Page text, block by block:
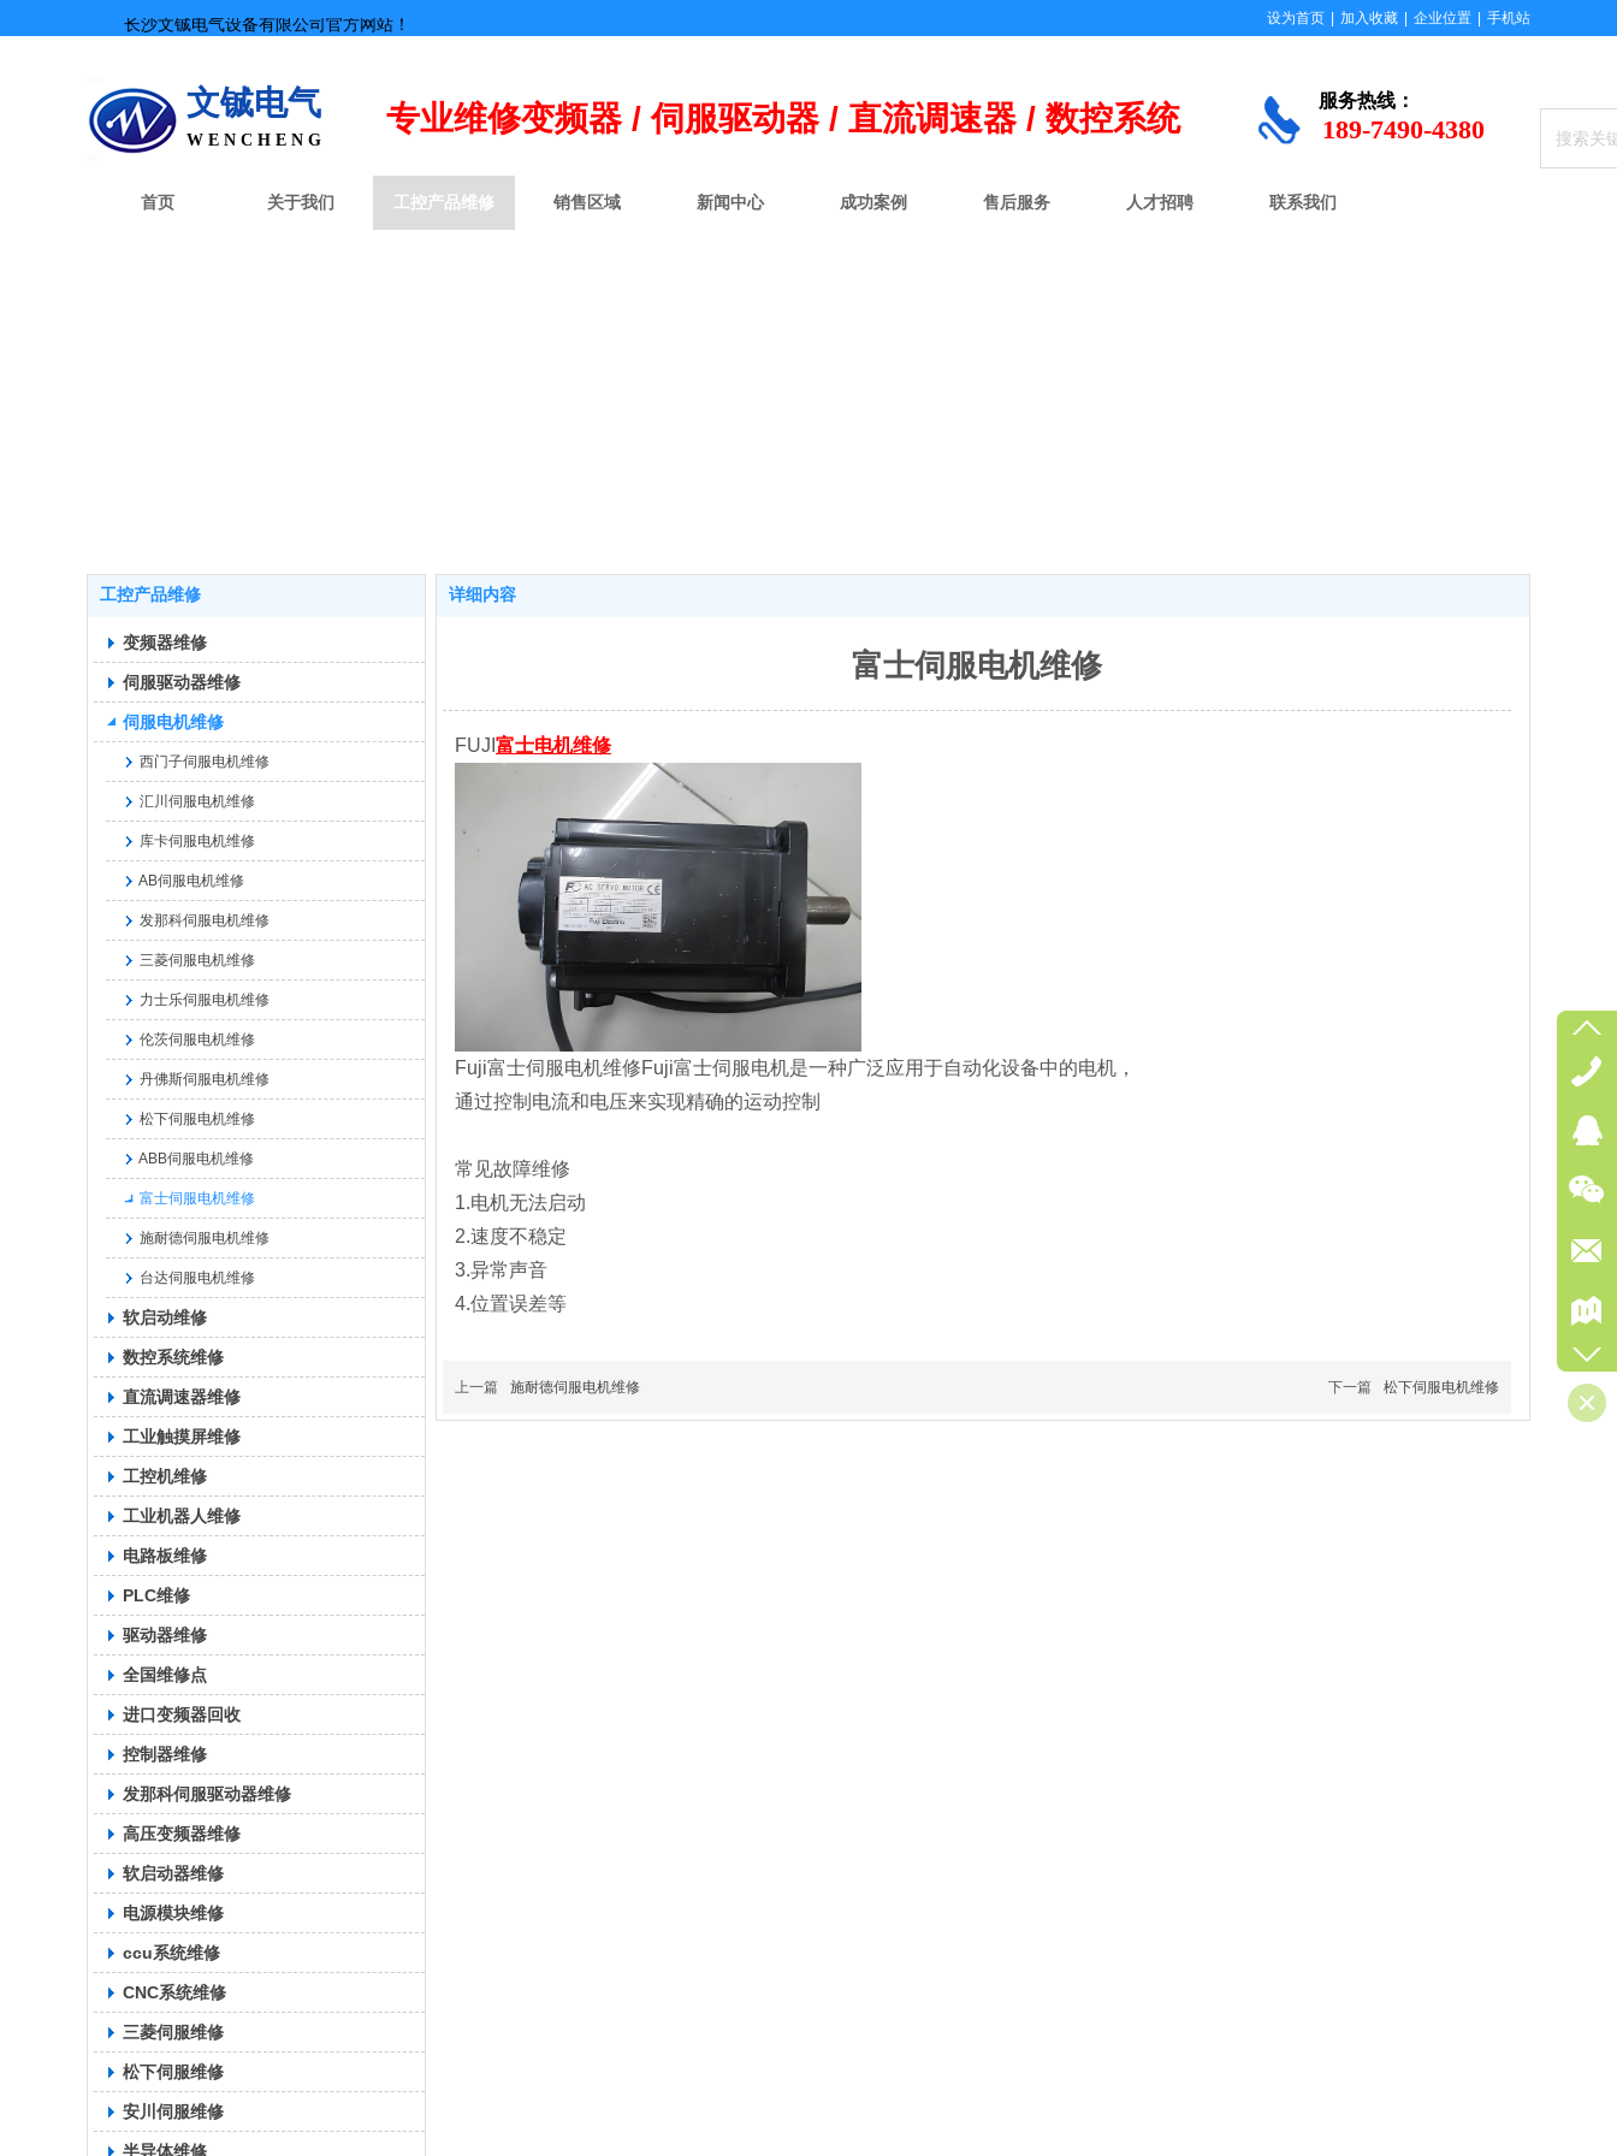
服务热线：
189-7490-4380
专业维修变频器 / 伺服驱动器 / 直流调速器 / 数控系统
长沙文铖电气设备有限公司官方网站！
文铖电气
W E N C H E N G
首页 关于我们 工控产品维修 销售区域 新闻中心 成功案例 售后服务 人才招聘 联系我们
设为首页 加入收藏 企业位置 手机站
工控产品维修
变频器维修
伺服驱动器维修
伺服电机维修
西门子伺服电机维修
汇川伺服电机维修
库卡伺服电机维修
AB伺服电机维修
发那科伺服电机维修
三菱伺服电机维修
力士乐伺服电机维修
伦茨伺服电机维修
丹佛斯伺服电机维修
松下伺服电机维修
ABB伺服电机维修
富士伺服电机维修
施耐德伺服电机维修
台达伺服电机维修
软启动维修
数控系统维修
直流调速器维修
工业触摸屏维修
工控机维修
工业机器人维修
电路板维修
PLC维修
驱动器维修
全国维修点
进口变频器回收
控制器维修
发那科伺服驱动器维修
高压变频器维修
软启动器维修
电源模块维修
ccu系统维修
CNC系统维修
三菱伺服维修
松下伺服维修
安川伺服维修
半导体维修
详细内容
富士伺服电机维修
FUJI 富士电机维修
Fuji富士伺服电机维修Fuji富士伺服电机是一种广泛应用于自动化设备中的电机，
通过控制电流和电压来实现精确的运动控制
常见故障维修
1.电机无法启动
2.速度不稳定
3.异常声音
4.位置误差等
上一篇 施耐德伺服电机维修 下一篇 松下伺服电机维修